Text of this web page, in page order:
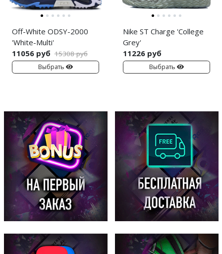
Off-White ODSY-2000
'White-Multi'
11056 руб 15308 руб
Выбрать
Nike ST Charge 'College
Grey'
11226 руб
Выбрать